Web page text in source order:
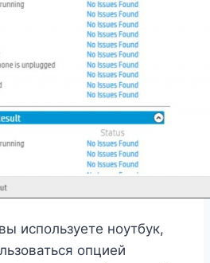
используете ноутбук,
опцией